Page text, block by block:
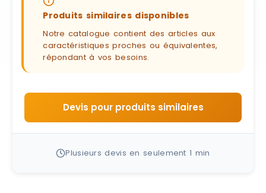
Produits similaires disponibles
Notre catalogue contient des articles aux
caractéristiques proches ou équivalentes,
répondant à vos besoins.
Devis pour produits similaires
Plusieurs devis en seulement 1 min